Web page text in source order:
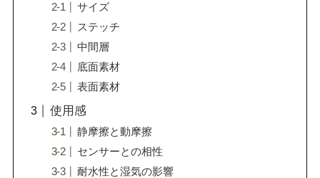
サイズ
ステッチ
中間層
底面素材
表面素材
使用感
静摩擦と動摩擦
センサーとの相性
耐水性と湿気の影響